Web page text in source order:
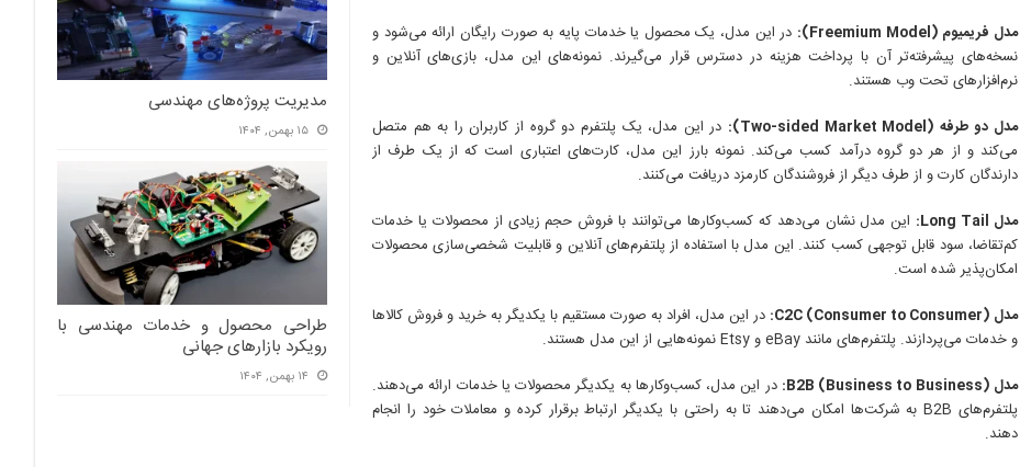
مدیریت پروژه‌های مهندسی
۱۵ بهمن, ۱۴۰۴
طراحی محصول و خدمات مهندسی با
رویکرد بازارهای جهانی
۱۴ بهمن, ۱۴۰۴
مدل فریمیوم (Freemium Model):
در این مدل، یک محصول یا خدمات پایه به صورت رایگان ارائه می‌شود و
نسخه‌های پیشرفته‌تر آن با پرداخت هزینه در دسترس قرار می‌گیرند. نمونه‌های این مدل، بازی‌های آنلاین و
نرم‌افزارهای تحت وب هستند.
مدل دو طرفه (Two-sided Market Model):
در این مدل، یک پلتفرم دو گروه از کاربران را به هم متصل
می‌کند و از هر دو گروه درآمد کسب می‌کند. نمونه بارز این مدل، کارت‌های اعتباری است که از یک طرف از
دارندگان کارت و از طرف دیگر از فروشندگان کارمزد دریافت می‌کنند.
مدل Long Tail:
این مدل نشان می‌دهد که کسب‌وکارها می‌توانند با فروش حجم زیادی از محصولات یا خدمات
کم‌تقاضا، سود قابل توجهی کسب کنند. این مدل با استفاده از پلتفرم‌های آنلاین و قابلیت شخصی‌سازی محصولات
امکان‌پذیر شده است.
مدل C2C (Consumer to Consumer):
در این مدل، افراد به صورت مستقیم با یکدیگر به خرید و فروش کالاها
و خدمات می‌پردازند. پلتفرم‌های مانند eBay و Etsy نمونه‌هایی از این مدل هستند.
مدل B2B (Business to Business):
در این مدل، کسب‌وکارها به یکدیگر محصولات یا خدمات ارائه می‌دهند.
پلتفرم‌های B2B به شرکت‌ها امکان می‌دهند تا به راحتی با یکدیگر ارتباط برقرار کرده و معاملات خود را انجام
دهند.